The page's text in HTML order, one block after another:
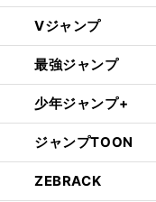
Vジャンプ
最強ジャンプ
少年ジャンプ+
ジャンプTOON
ZEBRACK